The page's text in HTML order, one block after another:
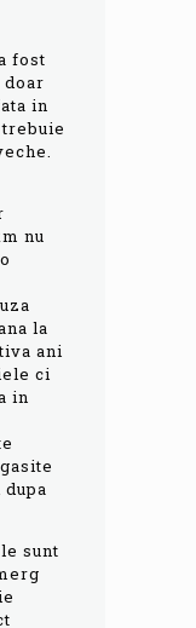
fost
doar
in
nu
la
ani
ci
in
sunt